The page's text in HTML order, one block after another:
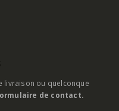
livraison ou quelconque
de contact.